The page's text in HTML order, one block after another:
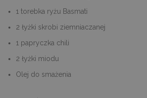
1 torebka ryżu Basmati
2 łyżki skrobi ziemniaczanej
1 papryczka chili
2 łyżki miodu
Olej do smażenia